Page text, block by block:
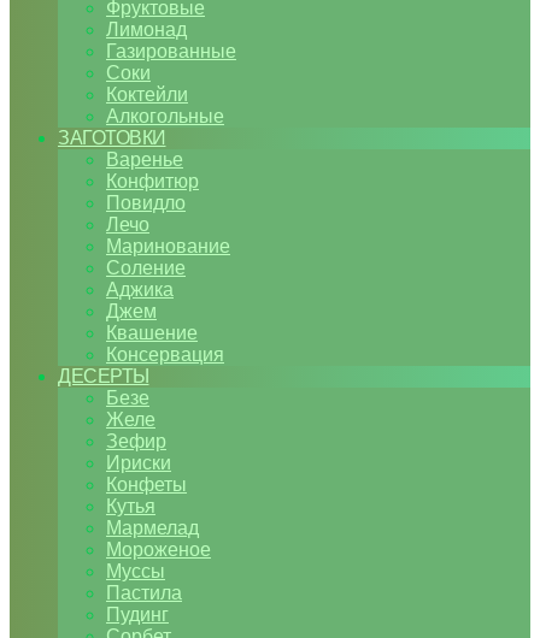
Фруктовые
Лимонад
Газированные
Соки
Коктейли
Алкогольные
ЗАГОТОВКИ
Варенье
Конфитюр
Повидло
Лечо
Маринование
Соление
Аджика
Джем
Квашение
Консервация
ДЕСЕРТЫ
Безе
Желе
Зефир
Ириски
Конфеты
Кутья
Мармелад
Мороженое
Муссы
Пастила
Пудинг